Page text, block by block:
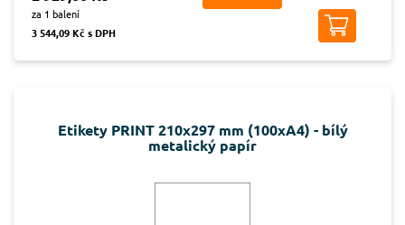
za 1 balení
3 544,09 Kč s DPH
Etikety PRINT 210x297 mm (100xA4) - bílý
metalický papír